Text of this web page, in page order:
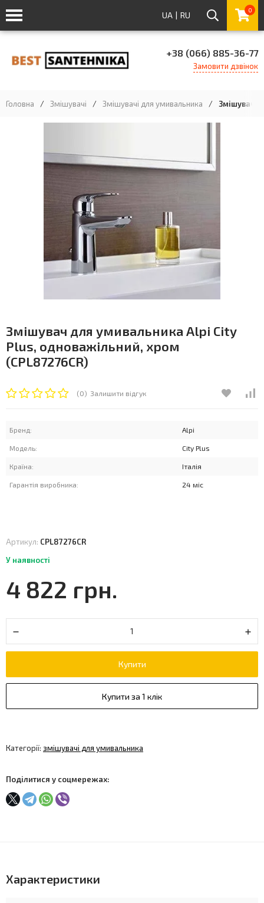
UA | RU 0
+38 (066) 885-36-77
Замовити дзвінок
Головна / Змішувачі / Змішувачі для умивальника / Змішувач
Змішувач для умивальника Alpi City
Plus, одноважільний, хром
(CPL87276CR)
(0) Залишити відгук
Бренд: Alpi
Модель: City Plus
Країна: Італія
Гарантія виробника: 24 міс
Артикул: CPL87276CR
У наявності
4 822 грн.
Купити
Купити за 1 клік
Категорії: змішувачі для умивальника
Поділитися у соцмережах:
Характеристики